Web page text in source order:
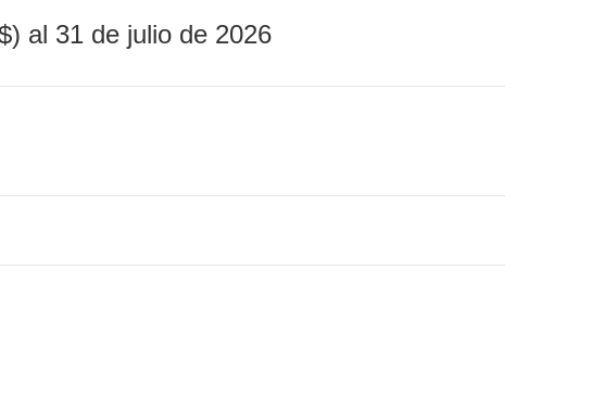
al 31 de julio de 2026